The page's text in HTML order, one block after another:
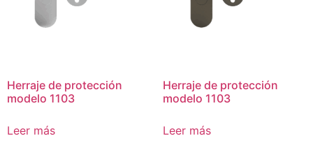
Herraje de protección
modelo 1103
Leer más
Herraje de protección
modelo 1103
Leer más